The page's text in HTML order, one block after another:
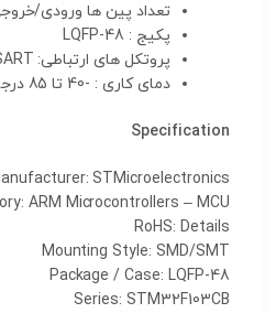
تعداد پین ها ورودی/خروجی
پکیج : LQFP-48
پروتکل های ارتباطی: I2C, SPI, UART/USART
دمای کاری : -40 تا 85 درجه سانتیگراد
Specification
STMicroelectronics
ARM Microcontrollers – MCU
RoHS: Details
Mounting Style: SMD/SMT
Package / Case: LQFP-48
Series: STM32F103CB